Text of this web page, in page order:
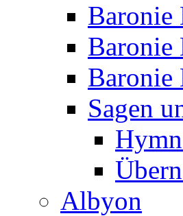
Baronie
Baronie
Baronie
Sagen
Albyon